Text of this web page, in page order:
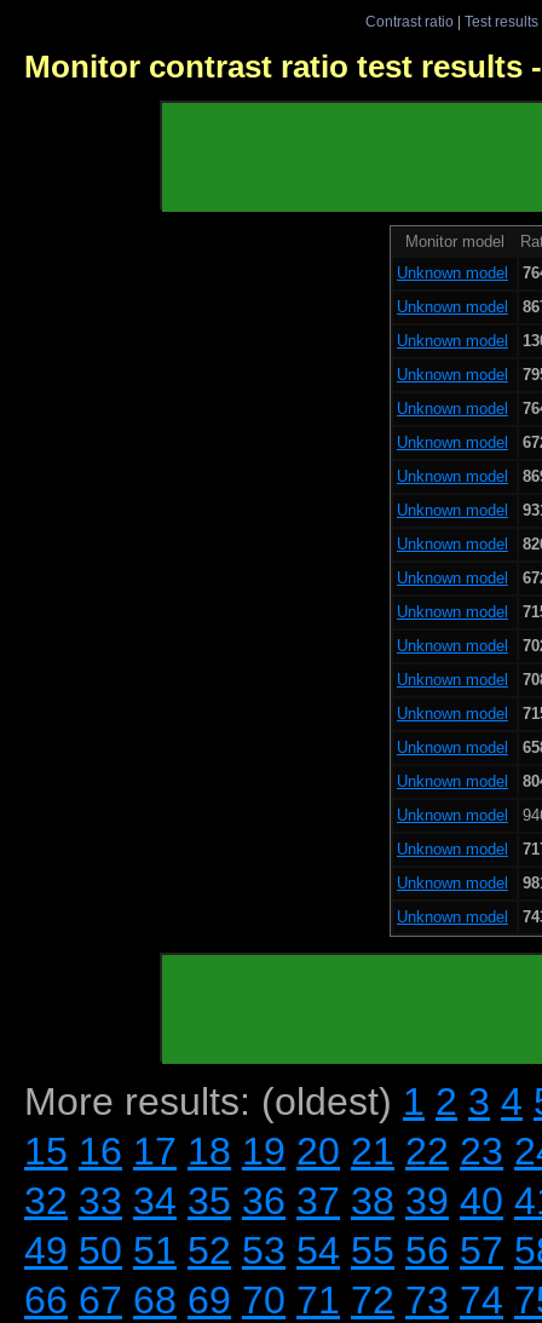
Contrast ratio| Test results
Monitor contrast ratio test results
Monitor model
Unknown model
Unknown model
Unknown model
Unknown model
Unknown model
Unknown model
Unknown model
Unknown model
Unknown model
Unknown model
Unknown model
Unknown model
Unknown model
Unknown model
Unknown model
Unknown model
Unknown model
Unknown model
Unknown model
Unknown model
More results: (oldest) 1 2 3 4
15 16 17 18 19 20 21 22 23
32 33 34 35 36 37 38 39 40
49 50 51 52 53 54 55 56 57
66 67 68 69 70 71 72 73 74